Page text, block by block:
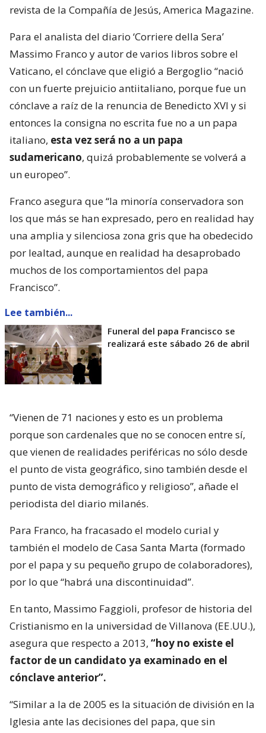
revista de la Compañía de Jesús, America Magazine.
Para el analista del diario ‘Corriere della Sera’
Massimo Franco y autor de varios libros sobre el
Vaticano, el cónclave que eligió a Bergoglio “nació
con un fuerte prejuicio antiitaliano, porque fue un
cónclave a raíz de la renuncia de Benedicto XVI y si
entonces la consigna no escrita fue no a un papa
italiano, esta vez será no a un papa
sudamericano, quizá probablemente se volverá a
un europeo”.
Franco asegura que “la minoría conservadora son
los que más se han expresado, pero en realidad hay
una amplia y silenciosa zona gris que ha obedecido
por lealtad, aunque en realidad ha desaprobado
muchos de los comportamientos del papa
Francisco”.
Lee también...
Funeral del papa Francisco se
realizará este sábado 26 de abril
“Vienen de 71 naciones y esto es un problema
porque son cardenales que no se conocen entre sí,
que vienen de realidades periféricas no sólo desde
el punto de vista geográfico, sino también desde el
punto de vista demográfico y religioso”, añade el
periodista del diario milanés.
Para Franco, ha fracasado el modelo curial y
también el modelo de Casa Santa Marta (formado
por el papa y su pequeño grupo de colaboradores),
por lo que “habrá una discontinuidad”.
En tanto, Massimo Faggioli, profesor de historia del
Cristianismo en la universidad de Villanova (EE.UU.),
asegura que respecto a 2013, “hoy no existe el
factor de un candidato ya examinado en el
cónclave anterior”.
“Similar a la de 2005 es la situación de división en la
Iglesia ante las decisiones del papa, que sin